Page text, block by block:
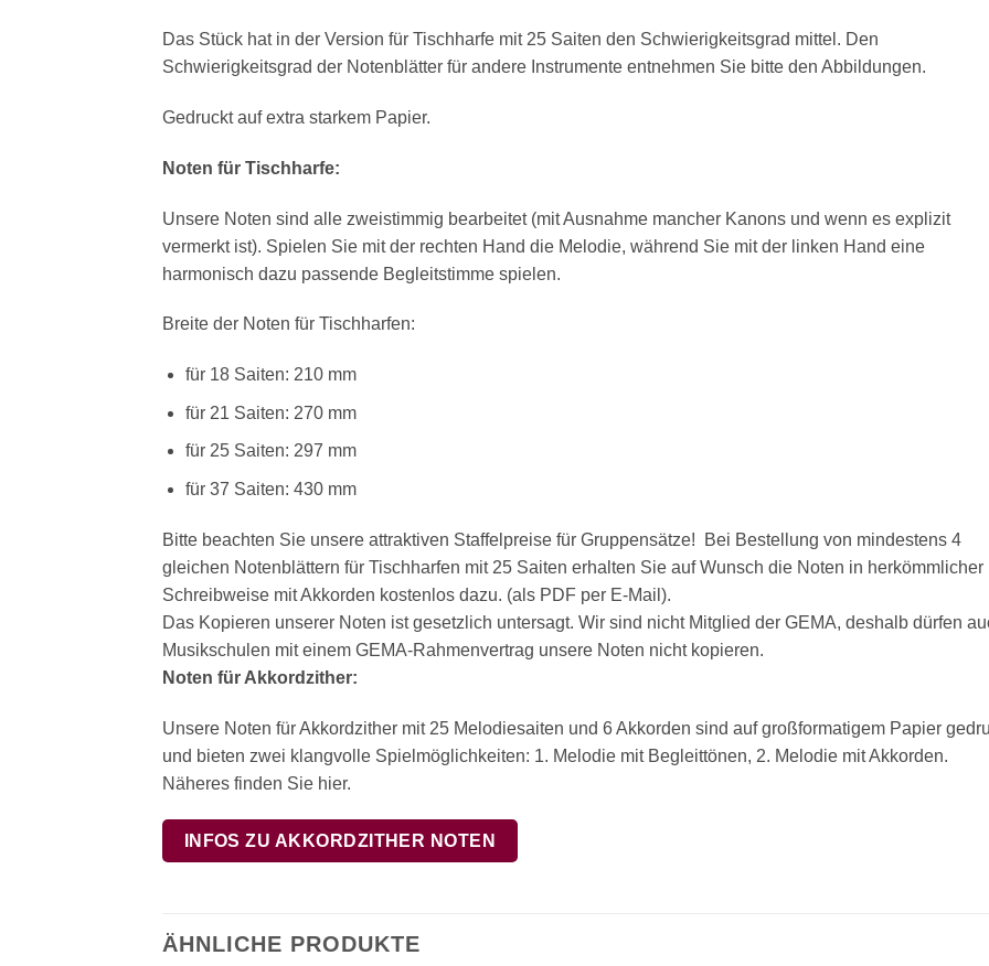
Das Stück hat in der Version für Tischharfe mit 25 Saiten den Schwierigkeitsgrad mittel. Den
Schwierigkeitsgrad der Notenblätter für andere Instrumente entnehmen Sie bitte den Abbildungen.
Gedruckt auf extra starkem Papier.
Noten für Tischharfe:
Unsere Noten sind alle zweistimmig bearbeitet (mit Ausnahme mancher Kanons und wenn es explizit
vermerkt ist). Spielen Sie mit der rechten Hand die Melodie, während Sie mit der linken Hand eine
harmonisch dazu passende Begleitstimme spielen.
Breite der Noten für Tischharfen:
für 18 Saiten: 210 mm
für 21 Saiten: 270 mm
für 25 Saiten: 297 mm
für 37 Saiten: 430 mm
Bitte beachten Sie unsere attraktiven Staffelpreise für Gruppensätze! Bei Bestellung von mindestens 4
gleichen Notenblättern für Tischharfen mit 25 Saiten erhalten Sie auf Wunsch die Noten in herkömmlicher
Schreibweise mit Akkorden kostenlos dazu. (als PDF per E-Mail).
Das Kopieren unserer Noten ist gesetzlich untersagt. Wir sind nicht Mitglied der GEMA, deshalb dürfen
Musikschulen mit einem GEMA-Rahmenvertrag unsere Noten nicht kopieren.
Noten für Akkordzither:
Unsere Noten für Akkordzither mit 25 Melodiesaiten und 6 Akkorden sind auf großformatigem Papier
und bieten zwei klangvolle Spielmöglichkeiten: 1. Melodie mit Begleittönen, 2. Melodie mit Akkorden.
Näheres finden Sie hier.
INFOS ZU AKKORDZITHER NOTEN
ÄHNLICHE PRODUKTE